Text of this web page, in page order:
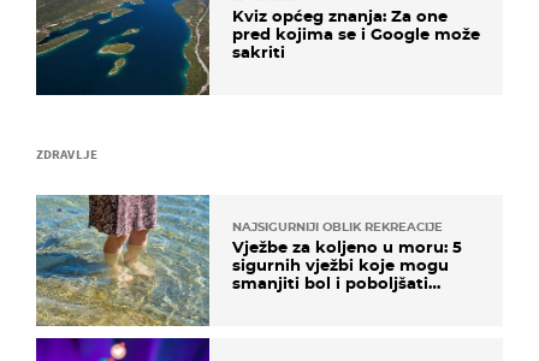
ZDRAVLJE
NAJSIGURNIJI OBLIK REKREACIJE
Vježbe za koljeno u moru: 5
sigurnih vježbi koje mogu
smanjiti bol i poboljšati
Kviz općeg znanja: Za one
pred kojima se i Google može
sakriti